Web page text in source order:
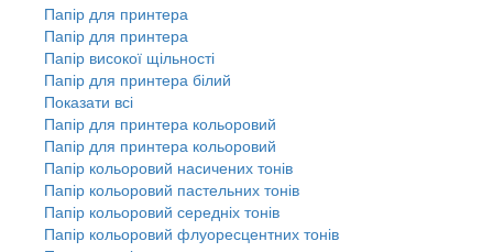
Папір для принтера
Папір для принтера
Папір високої щільності
Папір для принтера білий
Показати всі
Папір для принтера кольоровий
Папір для принтера кольоровий
Папір кольоровий насичених тонів
Папір кольоровий пастельних тонів
Папір кольоровий середніх тонів
Папір кольоровий флуоресцентних тонів